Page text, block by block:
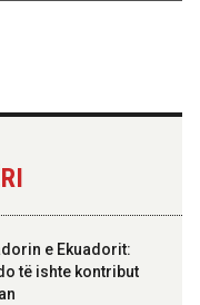
TIRANA DIPLOMAT
dhe Ismail
e Ekuadorit:
të ishte kontribut